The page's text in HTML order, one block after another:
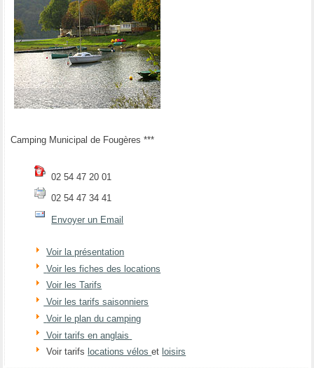
Camping Municipal de Fougères ***
02 54 47 20 01
02 54 47 34 41
Envoyer un Email
Voir la présentation
Voir les fiches des locations
Voir les Tarifs
Voir les tarifs saisonniers
Voir le plan du camping
Voir tarifs en anglais
Voir tarifs locations véloset loisirs